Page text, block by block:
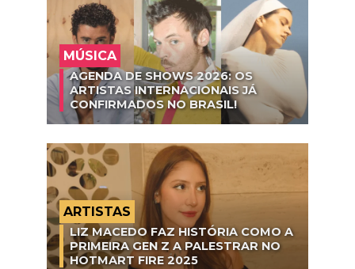
MÚSICA
AGENDA DE SHOWS 2026: OS
ARTISTAS INTERNACIONAIS JÁ
CONFIRMADOS NO BRASIL!
ARTISTAS
LIZ MACEDO FAZ HISTÓRIA COMO A
PRIMEIRA GEN Z A PALESTRAR NO
HOTMART FIRE 2025